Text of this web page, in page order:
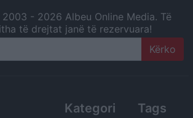
- 2026 Albeu Online Media. Të
të drejtat janë të rezervuara!
Kategori Tags